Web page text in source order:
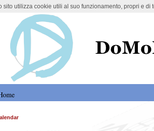
DoMoMEA Project
sito utilizza cookie utili al suo funzionamento, propri e